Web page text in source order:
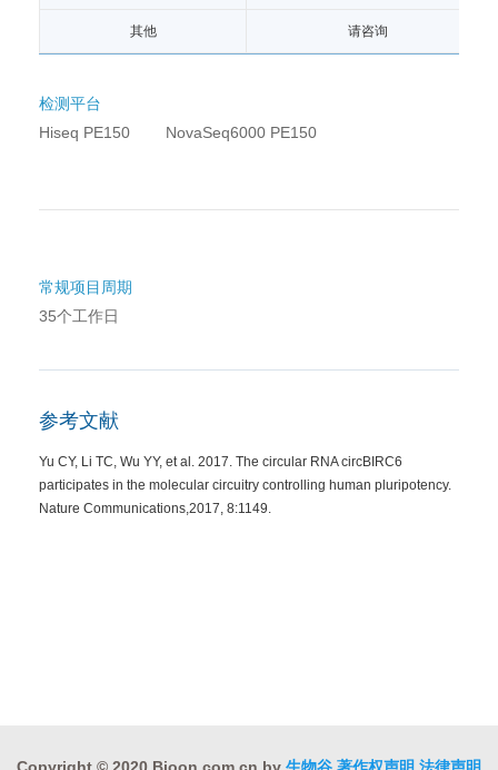
其他 请咨询
检测平台
Hiseq PE150 NovaSeq6000 PE150
常规项目周期
35个工作日
参考文献
Yu CY, Li TC, Wu YY, et al. 2017. The circular RNA circBIRC6
participates in the molecular circuitry controlling human pluripotency.
Nature Communications,2017, 8:1149.